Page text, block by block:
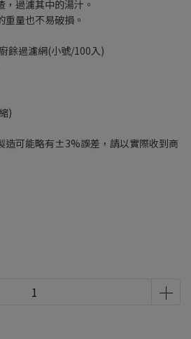
過濾其中的湯汁。
重量也不易破損。
餘過濾網(小號/100入)
)
造可能略有±3%誤差，請以實際收到商